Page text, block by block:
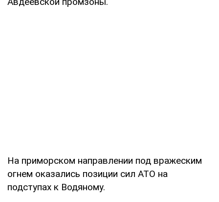
На приморском направлении под вражеским
огнем оказались позиции сил АТО на
подступах к Водяному.